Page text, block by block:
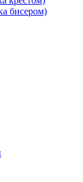
бисером)